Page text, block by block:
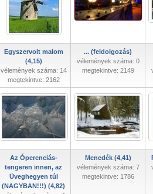
Egyszervolt malom
(4,15)
vélemények száma: 14
megtekintve: 2162
... (feldolgozás)
vélemények száma: 0
megtekintve: 2149
Az Óperenciás-
tengeren innen, az
Üveghegyen túl
(NAGYBAN!!!) (4,82)
Menedék (4,41)
vélemények száma: 7
megtekintve: 1786